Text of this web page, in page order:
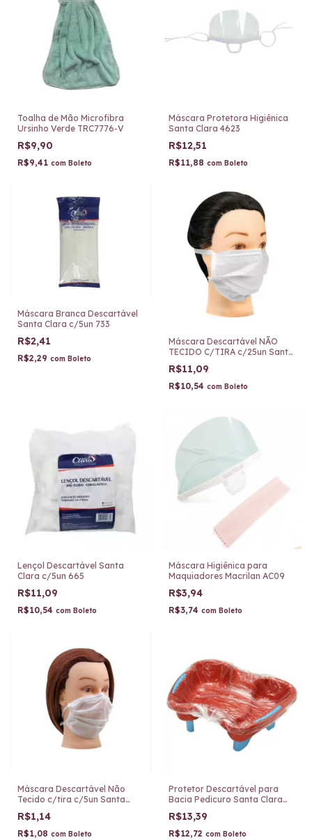
Toalha de Mão Microfibra
Ursinho Verde TRC7776-V
R$9,90
R$9,41 com Boleto
Máscara Protetora Higiênica
Santa Clara 4623
R$12,51
R$11,88 com Boleto
Máscara Branca Descartável
Santa Clara c/5un 733
R$2,41
R$2,29 com Boleto
Máscara Descartável NÃO
TECIDO C/TIRA c/25un Santa
Clara 391
R$11,09
R$10,54 com Boleto
Lençol Descartável Santa
Clara c/5un 665
R$11,09
R$10,54 com Boleto
Máscara Higiênica para
Maquiadores Macrilan AC09
R$3,94
R$3,74 com Boleto
Máscara Descartável Não
Tecido c/tira c/5un Santa
Clara 734
R$1,14
R$1,08 com Boleto
Protetor Descartável para
Bacia Pedicuro Santa Clara
c/50un
R$13,39
R$12,72 com Boleto